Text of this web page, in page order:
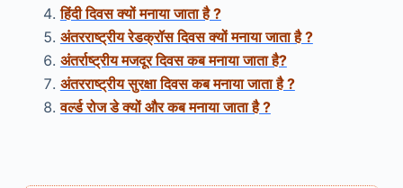
हिंदी दिवस क्यों मनाया जाता है ?
अंतरराष्ट्रीय रेडक्रॉस दिवस क्यों मनाया जाता है ?
अंतर्राष्ट्रीय मजदूर दिवस कब मनाया जाता है?
अंतरराष्ट्रीय सुरक्षा दिवस कब मनाया जाता है ?
वर्ल्ड रोज डे क्यों और कब मनाया जाता है ?